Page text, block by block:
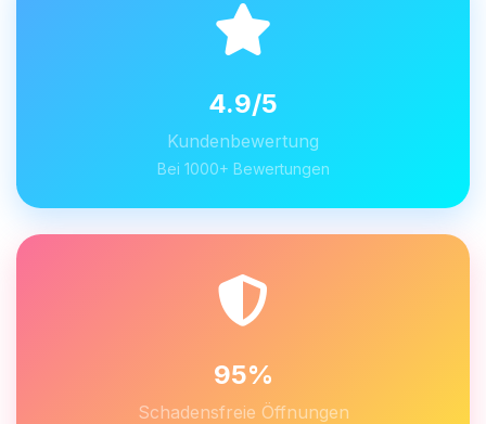
4.9/5
Kundenbewertung
Bei 1000+ Bewertungen
95%
Schadensfreie Öffnungen